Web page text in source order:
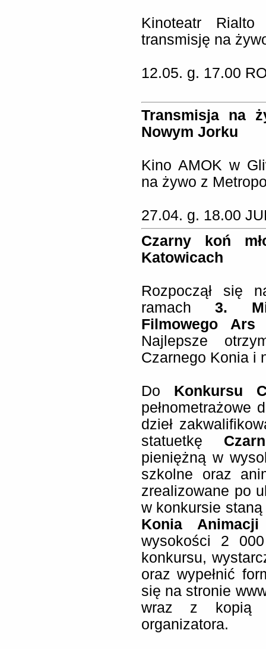
Kinoteatr
transmisję na
12.05. g. 17.00
Transmisja na
Nowym Jorku
Kino AMOK w
na żywo z
27.04. g. 18.00
Czarny koń
Katowicach
Rozpoczął się
ramach3.
Filmowego Ars
Najlepsze
Czarnego Konia i
Do Konkursu
pełnometrażowe
dzieł
statuetkę
pieniężną w
szkolne oraz
zrealizowane po
w konkursie
Konia Animacji
wysokości 2
konkursu,
oraz wypełnić
się na stronie
wraz z kopią
organizatora.